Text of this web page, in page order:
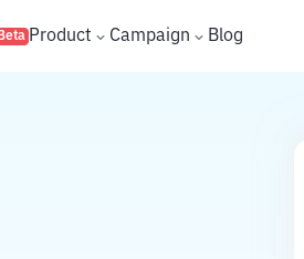
Beta Product Campaign Blog